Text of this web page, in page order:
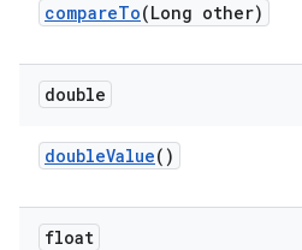
compareTo(Long other)
double
doubleValue()
float